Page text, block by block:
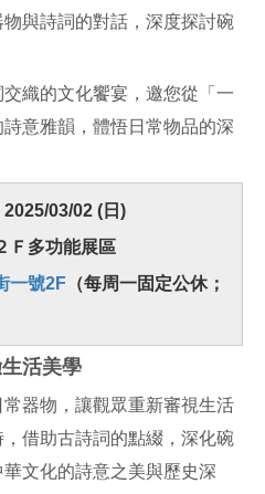
與詩詞的對話，深度探討碗
織的文化饗宴，邀您從「一
意雅韻，體悟日常物品的深
03/02 (日)
Ｆ多功能展區
一號2F （每周一固定公休；
活美學
器物，讓觀眾重新審視生活
借助古詩詞的點綴，深化碗
文化的詩意之美與歷史深